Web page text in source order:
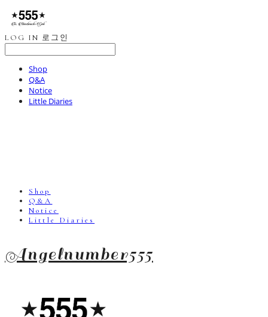
LOG IN 로그인
Shop
Q&A
Notice
Little Diaries
Shop
Q&A
Notice
Little Diaries
Angelnumber555